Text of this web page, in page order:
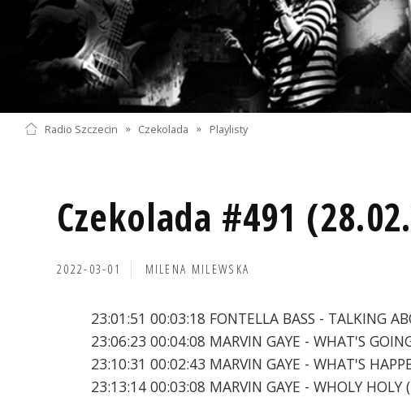
Radio Szczecin » Czekolada » Playlisty
Czekolada #491
2022-03-01 MILENA MILEWSKA
23:01:51 00:03:18 FONTELLA BASS - TALKING
23:06:23 00:04:08 MARVIN GAYE - WHAT'S
23:10:31 00:02:43 MARVIN GAYE - WHAT'S
23:13:14 00:03:08 MARVIN GAYE - WHOLY HOLY